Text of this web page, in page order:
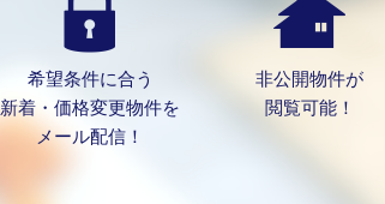
希望条件に合う
新着・価格変更物件を
メール配信！
非公開物件が
閲覧可能！